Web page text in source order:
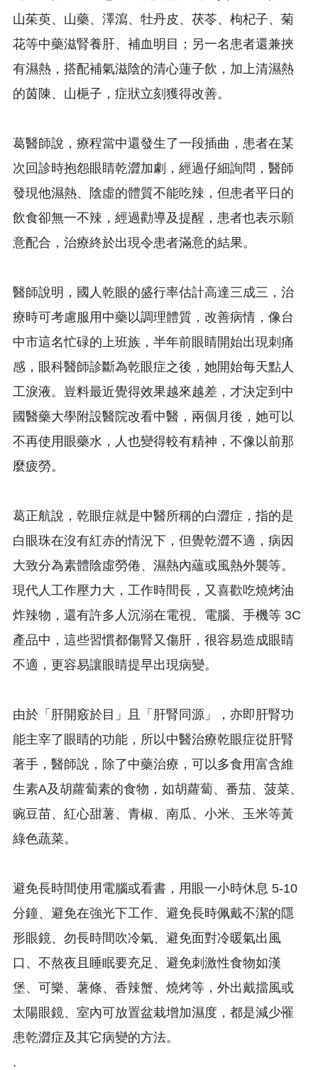
山茱萸、山藥、澤瀉、牡丹皮、茯苓、枸杞子、菊
花等中藥滋腎養肝、補血明目；另一名患者還兼挾
有濕熱，搭配補氣滋陰的清心蓮子飲，加上清濕熱
的茵陳、山梔子，症狀立刻獲得改善。
葛醫師說，療程當中還發生了一段插曲，患者在某
次回診時抱怨眼睛乾澀加劇，經過仔細詢問，醫師
發現他濕熱、陰虛的體質不能吃辣，但患者平日的
飲食卻無一不辣，經過勸導及提醒，患者也表示願
意配合，治療終於出現令患者滿意的結果。
醫師說明，國人乾眼的盛行率估計高達三成三，治
療時可考慮服用中藥以調理體質，改善病情，像台
中市這名忙碌的上班族，半年前眼睛開始出現刺痛
感，眼科醫師診斷為乾眼症之後，她開始每天點人
工淚液。豈料最近覺得效果越來越差，才決定到中
國醫藥大學附設醫院改看中醫，兩個月後，她可以
不再使用眼藥水，人也變得較有精神，不像以前那
麼疲勞。
葛正航說，乾眼症就是中醫所稱的白澀症，指的是
白眼珠在沒有紅赤的情況下，但覺乾澀不適，病因
大致分為素體陰虛勞倦、濕熱內蘊或風熱外襲等。
現代人工作壓力大，工作時間長，又喜歡吃燒烤油
炸辣物，還有許多人沉溺在電視、電腦、手機等 3C
產品中，這些習慣都傷腎又傷肝，很容易造成眼睛
不適，更容易讓眼睛提早出現病變。
由於「肝開竅於目」且「肝腎同源」，亦即肝腎功
能主宰了眼睛的功能，所以中醫治療乾眼症從肝腎
著手，醫師說，除了中藥治療，可以多食用富含維
生素A及胡蘿蔔素的食物，如胡蘿蔔、番茄、菠菜、
豌豆苗、紅心甜薯、青椒、南瓜、小米、玉米等黃
綠色蔬菜。
避免長時間使用電腦或看書，用眼一小時休息 5-10
分鐘、避免在強光下工作、避免長時佩戴不潔的隱
形眼鏡、勿長時間吹冷氣、避免面對冷暖氣出風
口、不熬夜且睡眠要充足、避免刺激性食物如漢
堡、可樂、薯條、香辣蟹、燒烤等，外出戴擋風或
太陽眼鏡、室內可放置盆栽增加濕度，都是減少罹
患乾澀症及其它病變的方法。
.